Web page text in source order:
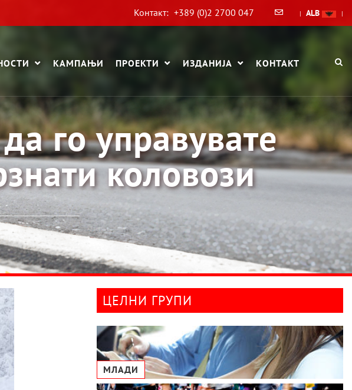
Контакт: +389 (0)2 2700 047 | ALB |
КАМПАЊИ ПРОЕКТИ ИЗДАНИЈА КОНТАКТ
го управувате
коловози
ЦЕЛНИ ГРУПИ
МЛАДИ